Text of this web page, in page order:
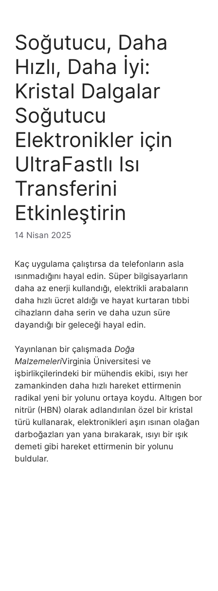
Soğutucu, Daha
Hızlı, Daha İyi:
Kristal Dalgalar
Soğutucu
Elektronikler için
UltraFastlı Isı
Transferini
Etkinleştirin
14 Nisan 2025
Kaç uygulama çalıştırsa da telefonların asla
ısınmadığını hayal edin. Süper bilgisayarların
daha az enerji kullandığı, elektrikli arabaların
daha hızlı ücret aldığı ve hayat kurtaran tıbbi
cihazların daha serin ve daha uzun süre
dayandığı bir geleceği hayal edin.
Yayınlanan bir çalışmada Doğa
MalzemeleriVirginia Üniversitesi ve
işbirlikçilerindeki bir mühendis ekibi, ısıyı her
zamankinden daha hızlı hareket ettirmenin
radikal yeni bir yolunu ortaya koydu. Altıgen bor
nitrür (HBN) olarak adlandırılan özel bir kristal
türü kullanarak, elektronikleri aşırı ısınan olağan
darboğazları yan yana bırakarak, ısıyı bir ışık
demeti gibi hareket ettirmenin bir yolunu
buldular.